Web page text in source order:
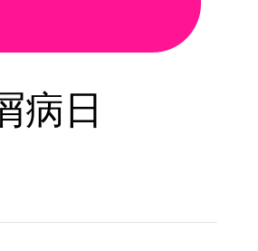
病日